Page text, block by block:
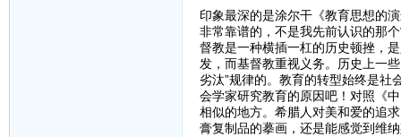
印象最深的是涂尔干《教育思想的
非常靠谱的，不是我先前认识的那
督教是一种横插一杠的历史顿挫，
发，而基督教重视义务。历史上一
劣汰”规律的。教育的转型始终是社
会学家研究教育的原因吧！对照《
相似的地方。希腊人对美和爱的追
膏复制品的摹画，还是能感觉到维